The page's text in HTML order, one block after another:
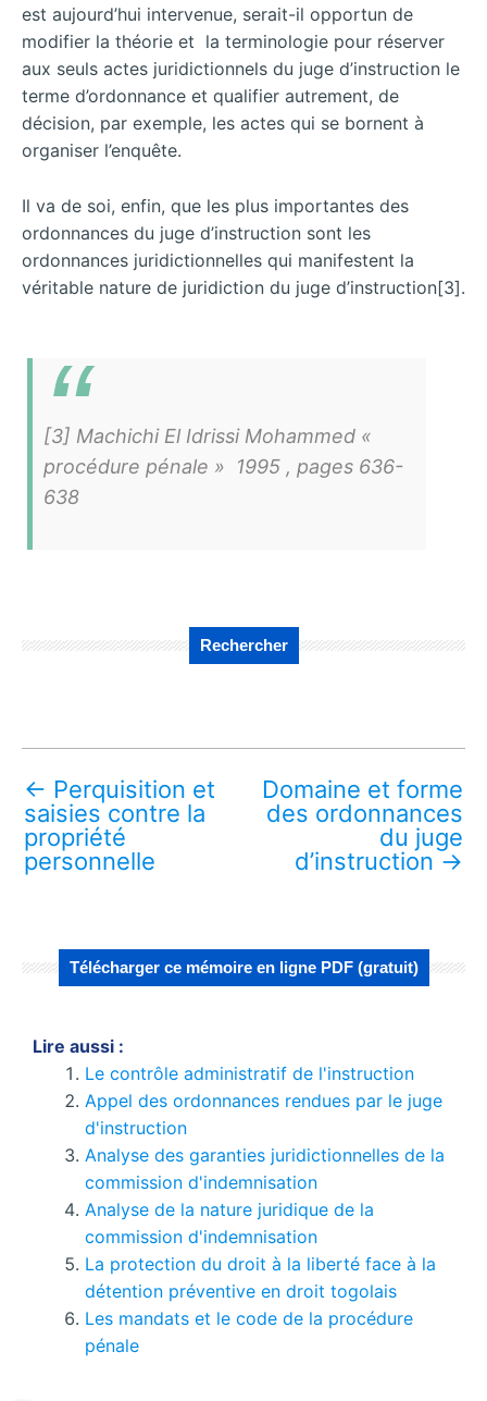
est aujourd’hui intervenue, serait-il opportun de
modifier la théorie et la terminologie pour réserver
aux seuls actes juridictionnels du juge d’instruction le
terme d’ordonnance et qualifier autrement, de
décision, par exemple, les actes qui se bornent à
organiser l’enquête.
Il va de soi, enfin, que les plus importantes des
ordonnances du juge d’instruction sont les
ordonnances juridictionnelles qui manifestent la
véritable nature de juridiction du juge d’instruction[3].
[3] Machichi El Idrissi Mohammed «
procédure pénale » 1995 , pages 636-
638
Rechercher
← Perquisition et
saisies contre la
propriété
personnelle
Domaine et forme
des ordonnances
du juge
d’instruction→
Télécharger ce mémoire en ligne PDF (gratuit)
Lire aussi :
Le contrôle administratif de l'instruction
Appel des ordonnances rendues par le juge
d'instruction
Analyse des garanties juridictionnelles de la
commission d'indemnisation
Analyse de la nature juridique de la
commission d'indemnisation
La protection du droit à la liberté face à la
détention préventive en droit togolais
Les mandats et le code de la procédure
pénale